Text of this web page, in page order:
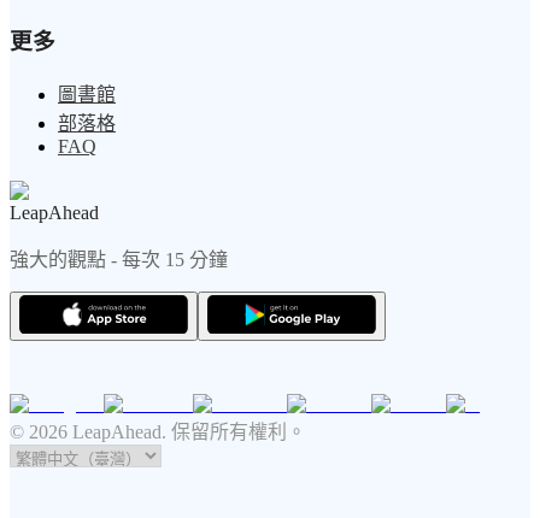
更多
圖書館
部落格
FAQ
LeapAhead
強大的觀點 - 每次 15 分鐘
© 2026 LeapAhead. 保留所有權利。